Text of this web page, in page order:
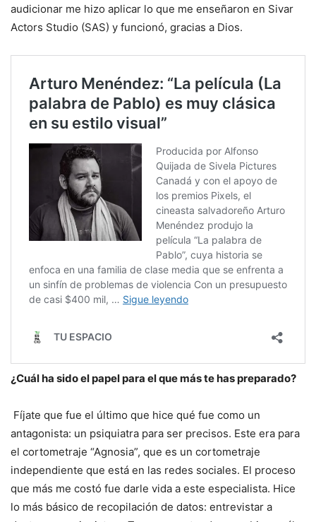
audicionar me hizo aplicar lo que me enseñaron en Sivar
Actors Studio (SAS) y funcionó, gracias a Dios.
¿Cuál ha sido el papel para el que más te has preparado?
Fíjate que fue el último que hice qué fue como un
antagonista: un psiquiatra para ser precisos. Este era para
el cortometraje “Agnosia”, que es un cortometraje
independiente que está en las redes sociales. El proceso
que más me costó fue darle vida a este especialista. Hice
lo más básico de recopilación de datos: entrevistar a